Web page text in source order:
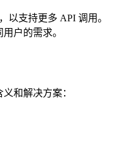
以支持更多 API 调用。
户的需求。
和解决方案：